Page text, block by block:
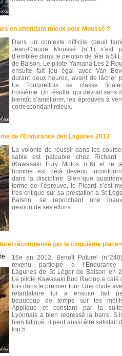
en attendant mieux pour Moussé ?
Dans un contexte difficile (deuil
Jean-Claude Moussé (n°1) s’est
d’emblée dans le peloton de tête à St
de Balson. Le pilote Yamaha Les 2
ensuite fait jeu égal avec Van
durant deux heures, avant de lâcher
Le Touquettois se classe
troisième. Un résultat qui devrait sans
bientôt s’améliorer, les épreuves à
correspondant mieux.
de l’Endurance des Lagunes 2013
La volonté de réussir dans les
sable est palpable chez Richard
(Kawasaki Fury Motos n°6) et le
homme est déjà devenu
dans la discipline. Bien que
terme de l’épreuve, le Picard s’est
très critique sur sa prestation à St
Balson, se reprochant une
gestion de ses efforts.
récompensé par la cinquième
16e en 2012, Benoît Paturel
revenu participé à l’Endurance
Lagunes de St Léger de Balson en
Le pilote Kawasaki Bud Racing a calé
fois dans le premier tour. Une chute
retardataire lui a ensuite fait
beaucoup de temps sur les
Appliqué et constant par la
Lyonnais a bien redressé la barre.
bien fatigué, il peut aussi être satisfait
top 5.